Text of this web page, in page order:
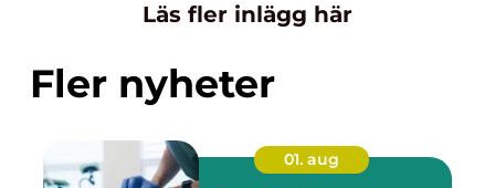
Läs fler inlägg här
Fler nyheter
01. aug